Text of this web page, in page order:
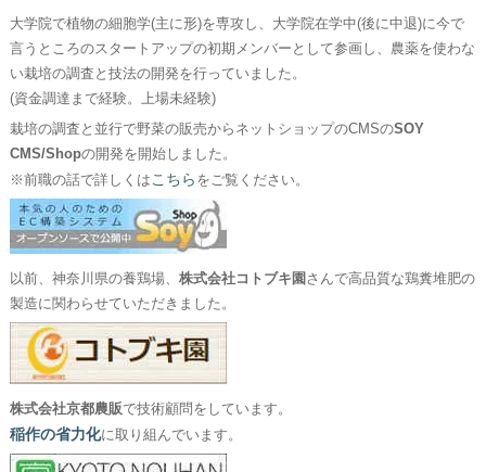
大学院で植物の細胞学(主に形)を専攻し、大学院在学中(後に中退)に今で
言うところのスタートアップの初期メンバーとして参画し、農薬を使わな
い栽培の調査と技法の開発を行っていました。
(資金調達まで経験。上場未経験)
栽培の調査と並行で野菜の販売からネットショップのCMSのSOY
CMS/Shopの開発を開始しました。
※前職の話で詳しくはこちら をご覧ください。
以前、神奈川県の養鶏場、 株式会社コトブキ園 さんで高品質な鶏糞堆肥の
製造に関わらせていただきました。
株式会社京都農販で技術顧問をしています。
稲作の省力化に取り組んでいます。